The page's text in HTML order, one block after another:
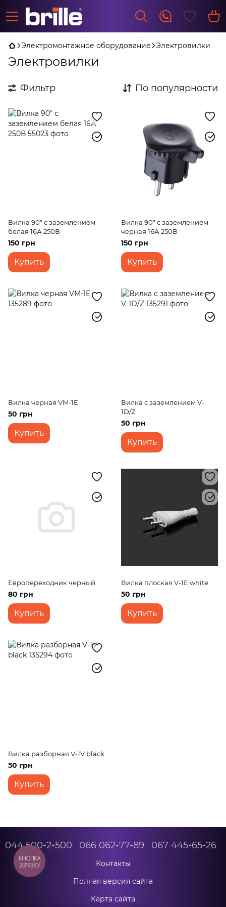
Электромонтажное оборудование Электровилки
Электровилки
Фильтр По популярности
Вилка 90" с заземлением
белая 16А 250В
150 грн
Купить
Вилка 90" с заземлением
черная 16А 250В
150 грн
Купить
Вилка черная VM-1E
50 грн
Купить
Вилка с заземлением V-
1D/Z
50 грн
Купить
Европереходник черный
80 грн
Купить
Вилка плоская V-1Е white
50 грн
Купить
Вилка разборная V-1V black
50 грн
Купить
044 500-2-500 066 062-77-89 067 445-65-26
Контакты
Полная версия сайта
Карта сайта
КНОПКА
ЗВ'ЯЗКУ